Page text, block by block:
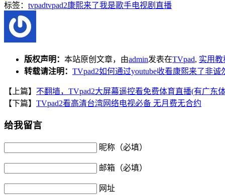
标签： tvpadtvpad2康熙来了我是歌手电视剧 直播
版权声明： 本站原创文章，由admin发表在TVpad, 实用教
转载请注明： TVpad2如何通过youtube收看康熙来了非诚
【上篇】 不翻墙，TVpad2大屏幕遥控看免费体育直播(有广东
【下篇】 TVpad2看高清台湾网络电视必备 无月费无合约
给我留言
昵称（必填）
邮箱（必填）
网址